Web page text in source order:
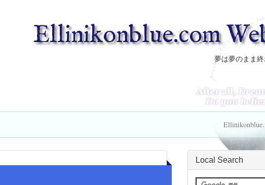
Ellinikonblue.com
夢は夢のまま
Local Search